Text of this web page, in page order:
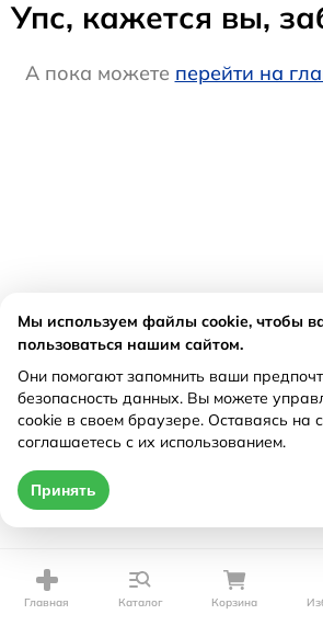
Упс, кажется вы,
А пока можете перейти на
Главная Каталог Корзина
Мы используем файлы cookie, чтобы
пользоваться нашим сайтом.
Они помогают запомнить ваши
безопасность данных. Вы можете
cookie в своем браузере. Оставаясь на
соглашаетесь с их использованием.
Принять